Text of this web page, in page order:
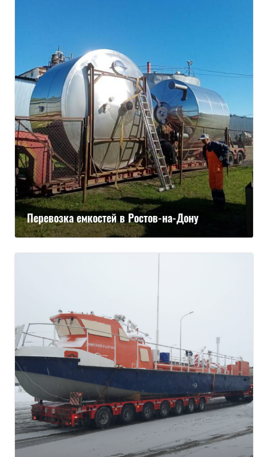
Перевозка емкостей в Ростов-на-Дону